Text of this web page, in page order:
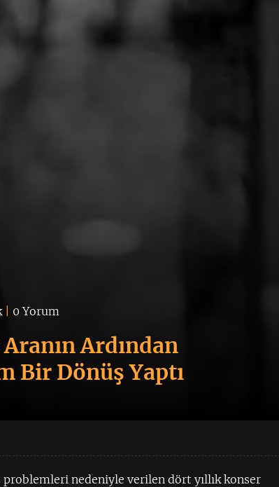
| 0 Yorum
Ardından
Bir Dönüş Yaptı
problemleri nedeniyle verilen dört yıllık konser